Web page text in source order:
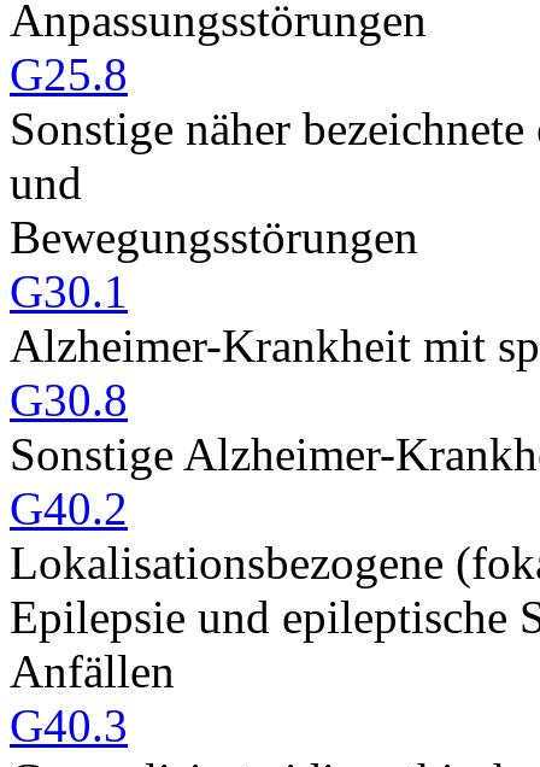
Anpassungsstörungen
G25.8
Sonstige näher
und
Bewegungsstörungen
G30.1
Alzheimer-Krankheit mit
G30.8
Sonstige Alzheimer-
G40.2
Lokalisationsbezogene
Epilepsie und epileptische
Anfällen
G40.3